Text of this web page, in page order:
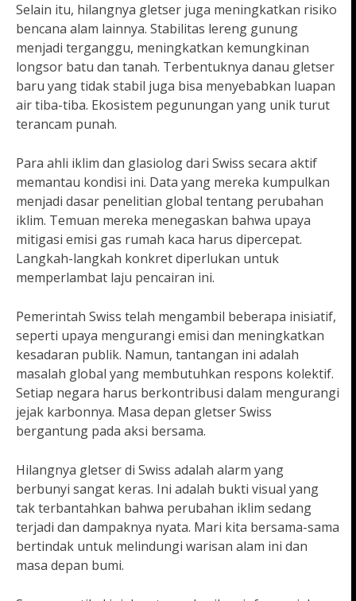
Selain itu, hilangnya gletser juga meningkatkan risiko
bencana alam lainnya. Stabilitas lereng gunung
menjadi terganggu, meningkatkan kemungkinan
longsor batu dan tanah. Terbentuknya danau gletser
baru yang tidak stabil juga bisa menyebabkan luapan
air tiba-tiba. Ekosistem pegunungan yang unik turut
terancam punah.
Para ahli iklim dan glasiolog dari Swiss secara aktif
memantau kondisi ini. Data yang mereka kumpulkan
menjadi dasar penelitian global tentang perubahan
iklim. Temuan mereka menegaskan bahwa upaya
mitigasi emisi gas rumah kaca harus dipercepat.
Langkah-langkah konkret diperlukan untuk
memperlambat laju pencairan ini.
Pemerintah Swiss telah mengambil beberapa inisiatif,
seperti upaya mengurangi emisi dan meningkatkan
kesadaran publik. Namun, tantangan ini adalah
masalah global yang membutuhkan respons kolektif.
Setiap negara harus berkontribusi dalam mengurangi
jejak karbonnya. Masa depan gletser Swiss
bergantung pada aksi bersama.
Hilangnya gletser di Swiss adalah alarm yang
berbunyi sangat keras. Ini adalah bukti visual yang
tak terbantahkan bahwa perubahan iklim sedang
terjadi dan dampaknya nyata. Mari kita bersama-sama
bertindak untuk melindungi warisan alam ini dan
masa depan bumi.